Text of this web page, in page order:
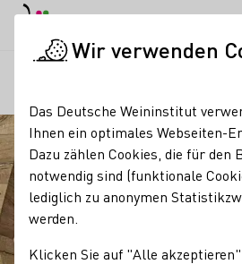
Wir verwenden
Das Deutsche Weininstitut
Ihnen ein optimales Webseiten-
Dazu zählen Cookies, die für den
notwendig sind (funktionale
lediglich zu anonymen
werden.
Klicken Sie auf "Alle